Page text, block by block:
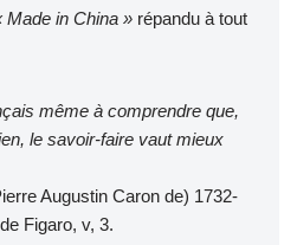
Made in China » répandu à tout
même à comprendre que,
le savoir-faire vaut mieux
Augustin Caron de) 1732-
Figaro, v, 3.